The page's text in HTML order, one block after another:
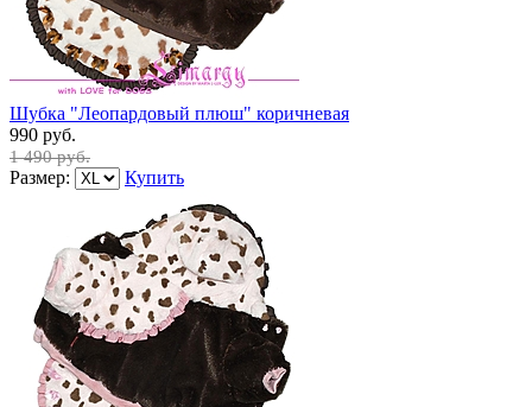
Шубка "Леопардовый плюш" коричневая
990 руб.
1 490 руб.
Размер: Купить